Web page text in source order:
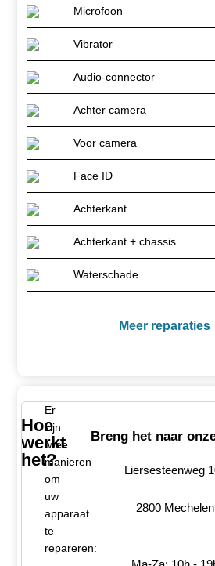
Microfoon
Vibrator
Audio-connector
Achter camera
Voor camera
Face ID
Achterkant
Achterkant + chassis
Waterschade
Meer reparaties
Hoe
werkt
het?
Er
zijn
twee
manieren
om
uw
apparaat
te
repareren:
Breng het naar
Liersesteenweg
2800 Mechelen